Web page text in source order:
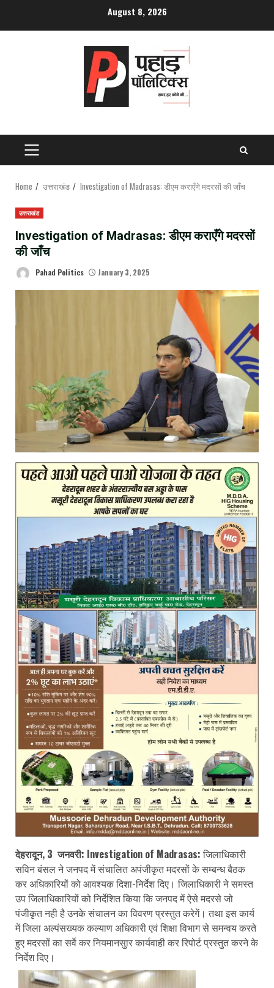
August 8, 2026
PRIMARY
MENU
Home उत्तराखंड Investigation of Madrasas: डीएम कराएँगे मदरसों की जाँच
उत्तराखंड
Investigation of Madrasas: डीएम कराएँगे मदरसों
की जाँच
Pahad Politics January 3, 2025
देहरादून, 3 जनवरी: Investigation of Madrasas: जिलाधिकारी
सविन बंसल ने जनपद में संचालित अपंजीकृत मदरसों के सम्बन्ध बैठक
कर अधिकारियों को आवश्यक दिशा-निर्देश दिए। जिलाधिकारी ने समस्त
उप जिलाधिकारियों को निर्देशित किया कि जनपद में ऐसे मदरसे जो
पंजीकृत नही है उनके संचालन का विवरण प्रस्तुत करेगें। तथा इस कार्य
में जिला अल्पंसख्यक कल्याण अधिकारी एवं शिक्षा विभाग से समन्वय करते
हुए मदरसों का सर्वे कर नियमानसुार कार्यवाही कर रिपोर्ट प्रस्तुत करने के
निर्देश दिए।